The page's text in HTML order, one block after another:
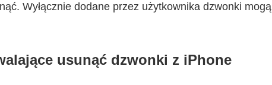
Wyłącznie dodane przez użytkownika dzwonki mogą
usunąć dzwonki z iPhone